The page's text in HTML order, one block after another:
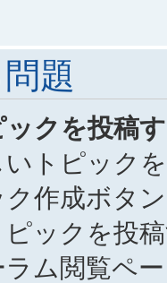
題
クを投稿
トピック
作成ボタ
ックを投
ム閲覧ペ